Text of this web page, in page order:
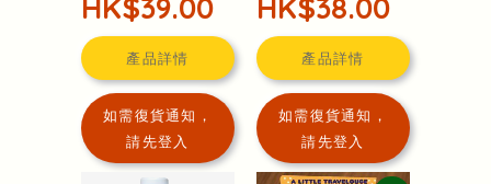
產品詳情
如需復貨通知，
請先登入
產品詳情
如需復貨通知，
請先登入